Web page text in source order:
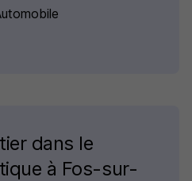
dans le
à Fos-sur-